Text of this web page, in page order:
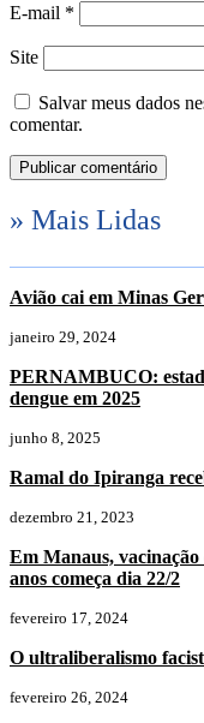
E-mail *
Site
Salvar meus dados
comentar.
» Mais Lidas
Avião cai em Minas
janeiro 29, 2024
PERNAMBUCO:
dengue em 2025
junho 8, 2025
Ramal do Ipiranga
dezembro 21, 2023
Em Manaus, vacinação
anos começa dia 22/2
fevereiro 17, 2024
O ultraliberalismo
fevereiro 26, 2024